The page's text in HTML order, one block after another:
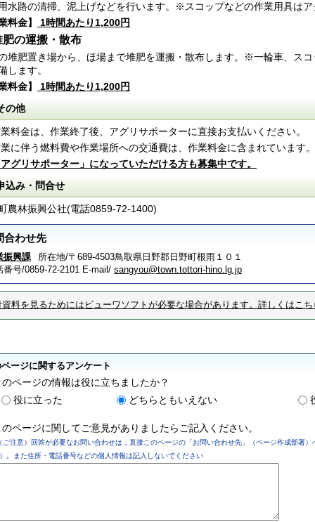
水路の清掃、泥上げなどを行います。※スコップなどの作業用具はア
料金】
1時間あたり1,200円
肥の運搬・散布
堆肥置き場から、ほ場まで堆肥を運搬・散布します。※一輪車、ス
します。
料金】
1時間あたり1,200円
の他
料金は、作業終了後、アグリサポーターに直接お支払いください。
に伴う燃料費や作業場所への交通費は、作業料金に含まれています。
グリサポーター」になっていただける方も募集中です。
込み・問合せ
農林振興公社(電話0859-72-1400)
合わせ先
振興課
所在地/〒689-4503鳥取県日野郡日野町根雨１０１
番号/0859-72-2101 E-mail/ sangyou@town.tottori-hino.lg.jp
資料を見るためにはビューワソフトが必要な場合があります。詳しくはこち
ージに関するアンケート
のページの情報は役に立ちましたか？
役に立った
どちらともいえない
のページに関してご意見がありましたらご記入ください。
ご注意）回答が必要なお問い合わせは，直接このページの「お問い合わせ先」（ページ作成部署
。また住所・電話番号などの個人情報は記入しないでください